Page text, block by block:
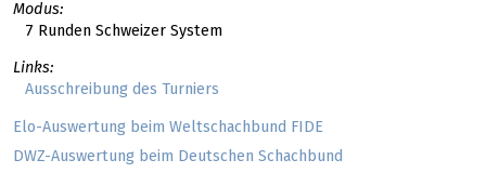
Modus:
7 Runden Schweizer System
Links:
Ausschreibung des Turniers
Elo-Auswertung beim Weltschachbund FIDE
DWZ-Auswertung beim Deutschen Schachbund